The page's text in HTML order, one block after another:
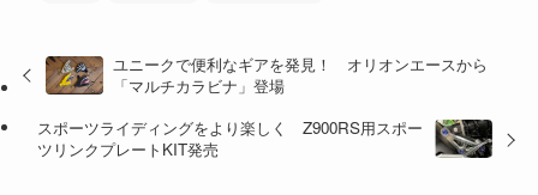
(47)
(16)
(1)
ユニークで便利なギアを発見！ オリオンエースから
「マルチカラビナ」登場
スポーツライディングをより楽しく Z900RS用スポー
ツリンクプレートKIT発売